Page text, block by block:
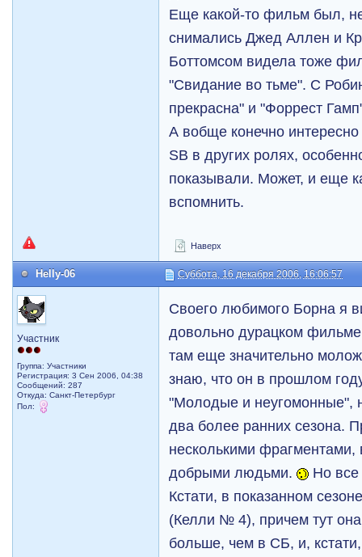
Еще какой-то фильм был,
снимались Джед Аллен и
Боттомсом видела тоже
"Свидание во тьме". С
прекрасна" и "Форрест
А вобще конечно
SB в других ролях,
показывали. Может, и еще
вспомнить.
Наверх
Helly-06 Суббота, 16 декабря 2006, 16:06:57
Участник
Группа: Участники
Регистрация: 3 Сен 2006, 04:38
Сообщений: 287
Откуда: Санкт-Петербург
Пол:
Своего любимого Борна я
довольно дурацком
там еще значительно
знаю, что он в прошлом
"Молодые и неугомонные",
два более ранних сезона.
несколькими
добрыми людьми.
Но все
Кстати, в показанном
(Келли № 4), причем тут
больше, чем в СБ, и,